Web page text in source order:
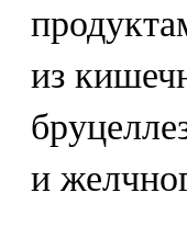
из
и